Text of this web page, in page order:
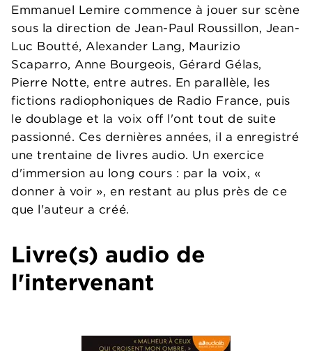
Emmanuel Lemire commence à jouer sur scène
sous la direction de Jean-Paul Roussillon, Jean-
Luc Boutté, Alexander Lang, Maurizio
Scaparro, Anne Bourgeois, Gérard Gélas,
Pierre Notte, entre autres. En parallèle, les
fictions radiophoniques de Radio France, puis
le doublage et la voix off l'ont tout de suite
passionné. Ces dernières années, il a enregistré
une trentaine de livres audio. Un exercice
d'immersion au long cours : par la voix, «
donner à voir », en restant au plus près de ce
que l'auteur a créé.
Livre(s) audio de
l'intervenant